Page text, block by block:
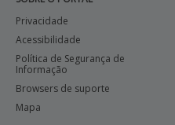
Privacidade
Acessibilidade
Política de Segurança de
Informação
Browsers de suporte
Mapa